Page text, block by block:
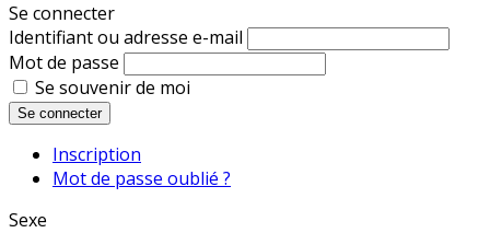
Se connecter
Identifiant ou adresse e-mail
Mot de passe
Se souvenir de moi
Se connecter
Inscription
Mot de passe oublié ?
Sexe